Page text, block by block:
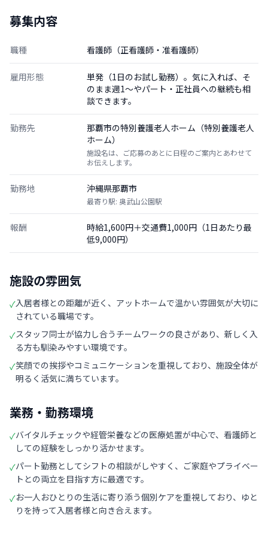
募集内容
職種 看護師（正看護師・准看護師）
雇用形態
単発（1日のお試し勤務）。気に入れば、そ
のまま週1〜やパート・正社員への継続も相
談できます。
勤務先
那覇市の特別養護老人ホーム（特別養護老人
ホーム）
施設名は、ご応募のあとに日程のご案内とあわせて
お伝えします。
勤務地 沖縄県那覇市
最寄り駅: 奥武山公園駅
報酬
時給1,600円＋交通費1,000円（1日あたり最
低9,000円）
施設の雰囲気
✓入居者様との距離が近く、アットホームで温かい雰囲気が大切に
されている職場です。
✓スタッフ同士が協力し合うチームワークの良さがあり、新しく入
る方も馴染みやすい環境です。
✓笑顔での挨拶やコミュニケーションを重視しており、施設全体が
明るく活気に満ちています。
業務・勤務環境
✓バイタルチェックや経管栄養などの医療処置が中心で、看護師と
しての経験をしっかり活かせます。
✓パート勤務としてシフトの相談がしやすく、ご家庭やプライベー
トとの両立を目指す方に最適です。
✓お一人おひとりの生活に寄り添う個別ケアを重視しており、ゆと
りを持って入居者様と向き合えます。